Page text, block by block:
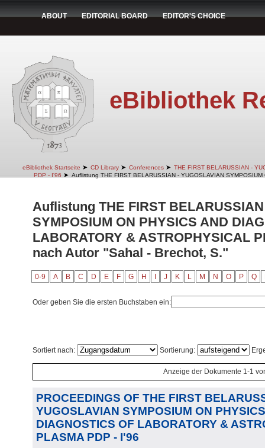
ABOUT EDITORIAL BOARD EDITOR'S CHOICE
eBibliothek
eBibliothek Startseite ➤ CD Library ➤ Conferences ➤ THE FIRST BELARUSSIAN -
PDP - I'96 ➤ Auflistung THE FIRST BELARUSSIAN - YUGOSLAVIAN
Auflistung THE FIRST
SYMPOSIUM ON PHYSICS AND
LABORATORY & ASTROPHYSICAL
nach Autor "Sahal - Brechot, S."
0-9 A B C D E F G H J K L M N O P Q
Oder geben Sie die ersten Buchstaben ein:
Sortiert nach: Sortierung:
Anzeige der Dokumente 1-1
PROCEEDINGS OF THE FIRST
YUGOSLAVIAN SYMPOSIUM ON
DIAGNOSTICS OF LABORATORY &
PLASMA PDP - I'96